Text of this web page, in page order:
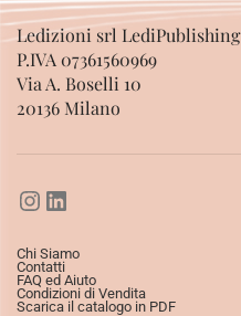
Ledizioni srl LediPublishing
P.IVA 07361560969
Via A. Boselli 10
20136 Milano
Chi Siamo
Contatti
FAQ ed Aiuto
Condizioni di Vendita
Scarica il catalogo in PDF